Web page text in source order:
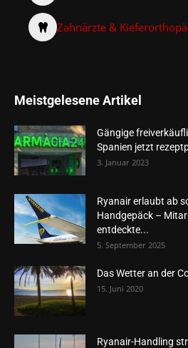
Zahnärzte &
Meistgelesene Artikel
Gängige
Spanien jetzt
3. Januar 2023
Ryanair erlaubt ab
Handgepäck –
entdeckte...
5. September 2025
Das Wetter an der
15. Juni 2020
Ryanair-Handling